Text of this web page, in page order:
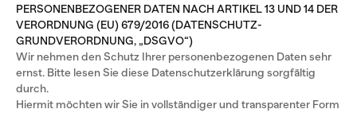
PERSONENBEZOGENER DATEN NACH ARTIKEL 13 UND 14 DER
VERORDNUNG (EU) 679/2016 (DATENSCHUTZ-
GRUNDVERORDNUNG, „DSGVO“)
Wir nehmen den Schutz Ihrer personenbezogenen Daten sehr
ernst. Bitte lesen Sie diese Datenschutzerklärung sorgfältig
durch.
Hiermit möchten wir Sie in vollständiger und transparenter Form